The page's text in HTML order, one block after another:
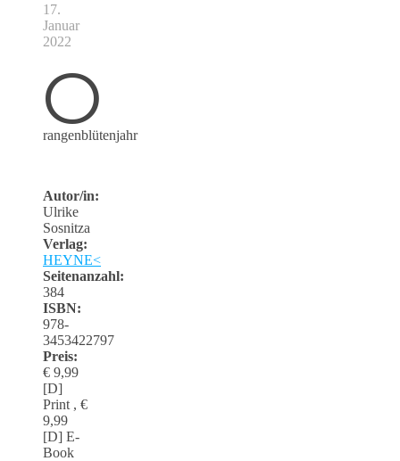
17.
Januar
2022
O
rangenblütenjahr
Autor/in:
Ulrike
Sosnitza
Verlag:
HEYNE<
Seitenanzahl:
384
ISBN:
978-
3453422797
Preis:
€ 9,99
[D]
Print , €
9,99
[D] E-
Book